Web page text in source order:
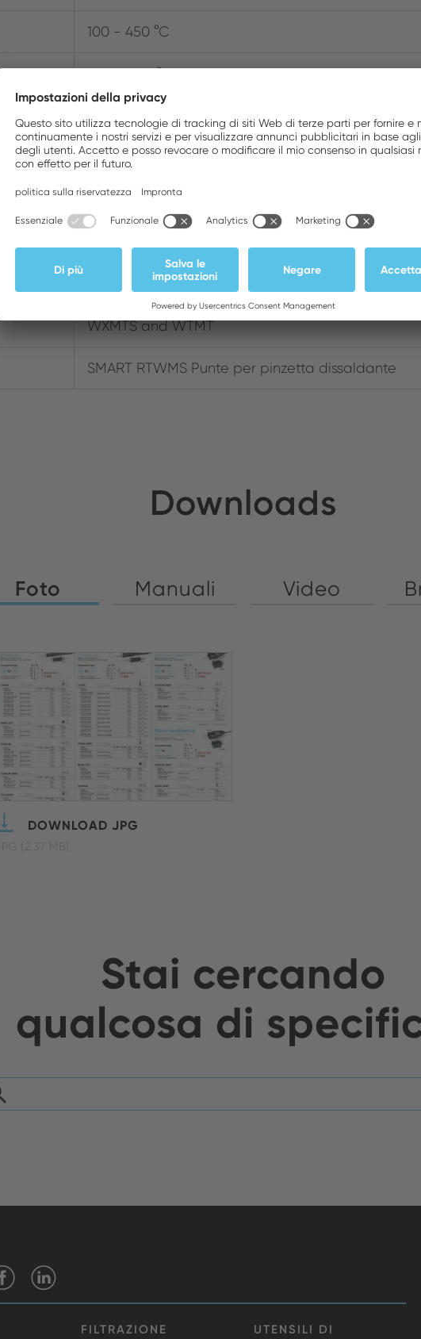
100 - 450 °C
200 - 850 °F
RTWMS
Blade
Sì
WXMTS and WTMT
SMART RTWMS Punte per pinzetta dissaldante
Downloads
Foto Manuali Video
DOWNLOAD JPG
JPG (2.37 MB)
Stai cercando
qualcosa di
FILTRAZIONE
UTENSILI DI